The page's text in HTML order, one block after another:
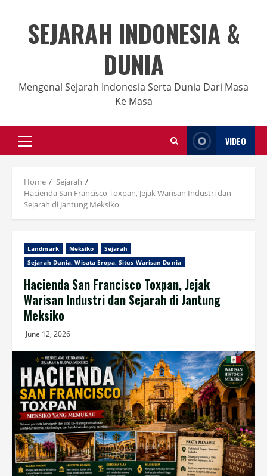
contentSEJARAH INDONESIA &
DUNIA
Mengenal Sejarah Indonesia Serta Dunia Dari Masa
Ke Masa
Primary
Menu
VIDEO
Home
Sejarah
Hacienda San Francisco Toxpan, Jejak Warisan Industri dan
Sejarah di Jantung Meksiko
Landmark Meksiko
Sejarah
Sejarah Dunia, Wisata Eropa, Situs Warisan Dunia
Hacienda San Francisco Toxpan, Jejak
Warisan Industri dan Sejarah di Jantung
Meksiko
June 12, 2026